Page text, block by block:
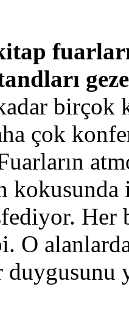
birçok
çok
kokusunda
Her
O